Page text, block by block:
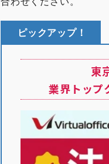
ピックアップ！
東
業界トップ